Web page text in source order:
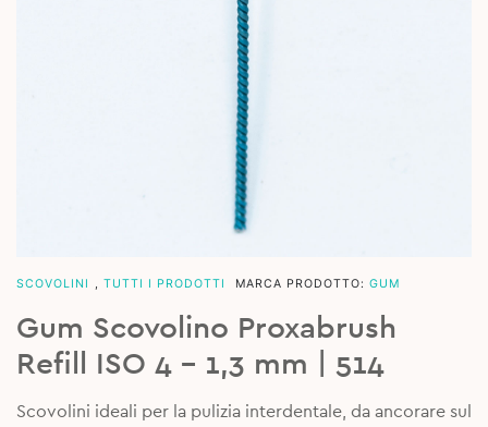
SCOVOLINI TUTTI I PRODOTTI MARCA PRODOTTO: GUM
Gum Scovolino Proxabrush
Refill ISO 4 – 1,3 mm | 514
Scovolini ideali per la pulizia interdentale, da ancorare sul